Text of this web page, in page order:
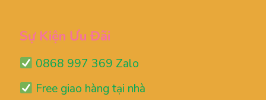
Sự Kiện Ưu Đãi
0868 997 369 Zalo
Free giao hàng tại nhà